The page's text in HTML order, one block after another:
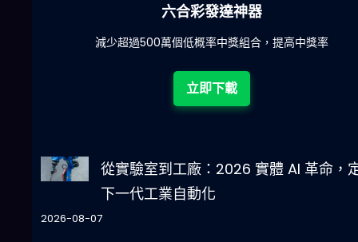
六合彩發達神器
減少超過500萬個低概率中獎組合，提高中獎率
立即下載
從實驗室到工廠：2026 實體 AI 革命，
下一代工業自動化
2026-08-07